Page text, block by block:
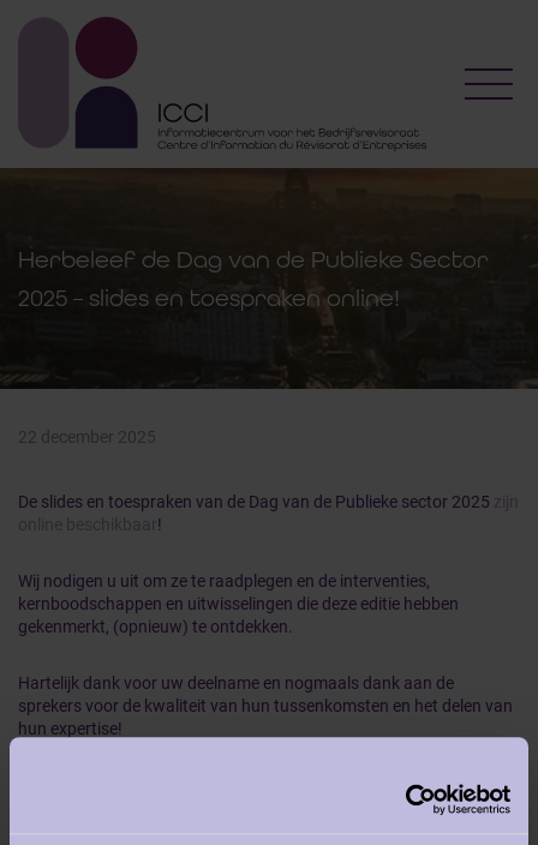
Herbeleef de Dag van de Publieke Sector
2025 – slides en toespraken online!
22 december 2025
De slides en toespraken van de Dag van de Publieke sector 2025 zijn
online beschikbaar !
Wij nodigen u uit om ze te raadplegen en de interventies,
kernboodschappen en uitwisselingen die deze editie hebben
gekenmerkt, (opnieuw) te ontdekken.
Hartelijk dank voor uw deelname en nogmaals dank aan de
sprekers voor de kwaliteit van hun tussenkomsten en het delen van
hun expertise!
Naar de website van de Dag van de Publieke Sector 2025